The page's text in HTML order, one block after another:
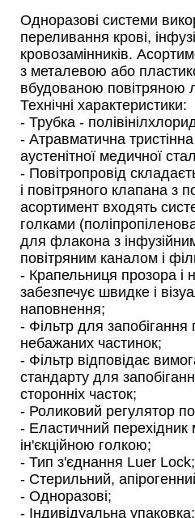
Одноразові системи
переливання крові,
кровозамінників.
з металевою або
вбудованою повітряною
Технічні характеристики:
- Трубка -
- Атравматична
аустенітної медичної
- Повітропровід
і повітряного клапана з
асортимент входять
голками
для флакона з
повітряним каналом і
- Крапельниця прозора і
забезпечує швидке і
наповнення;
- Фільтр для
небажаних частинок;
- Фільтр відповідає
стандарту для
сторонніх часток;
- Роликовий регулятор
- Еластичний перехідник
ін'єкційною голкою;
- Тип з'єднання Luer Lock;
- Стерильний,
- Одноразові;
- Індивідуальна упаковка;